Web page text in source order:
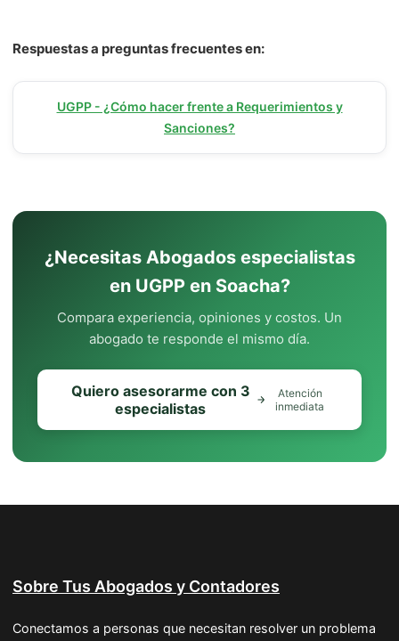
Respuestas a preguntas frecuentes en:
UGPP - ¿Cómo hacer frente a Requerimientos y
Sanciones?
¿Necesitas Abogados especialistas
en UGPP en Soacha?
Compara experiencia, opiniones y costos. Un
abogado te responde el mismo día.
Quiero asesorarme con 3
especialistas
Atención
inmediata
Sobre Tus Abogados y Contadores
Conectamos a personas que necesitan resolver un problema